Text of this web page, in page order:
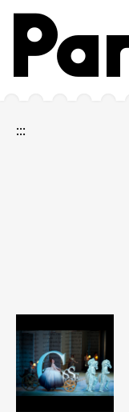
跳到主要內容區塊
網站導覽
:::